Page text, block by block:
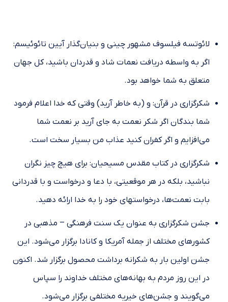
لائوتسه فیلسوف مشهور چینی و بنیان‌گذار آیین تائوئیسم:
اگر به واسطه دریافت نعمات شاد و قدردان باشید، کل جهان
متعلق به شما خواهد بود.
شکرگزاری در قرآن: و (به خاطر آرید) وقتی که خدا اعلام فرمود
شما بندگان اگر شکر نعمت به جای آرید بر نعمت شما
می‌افزایم و اگر کفران کنید عذاب من بسیار سخت است.
شکرگزاری در کتاب مقدس مسیحیان: برای هیچ چیز نگران
نباشید، بلکه در هر موقعیتی، با دعا و درخواست و با قدردانی
بابت نعمت‌ها، درخواستهای خود را به خدا ارائه دهید.
جشن شکرگزاری به عنوان یک سنت فرهنگی – مذهبی در
کشورهای مختلف از جمله آمریکا و کانادا برگزار می‌شود. این
جشن اولین بار به شکرانه برداشت محصول برگزار شد. اکنون
در این روز مردم به بهانه‌های مختلف خداوند را سپاس
می‌گویند و جشن‌های خیریه مختلفی برگزار می‌شود.